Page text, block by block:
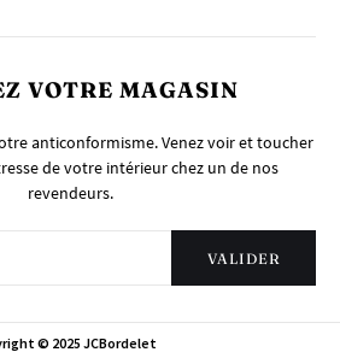
VOTRE MAGASIN
anticonformisme. Venez voir et toucher
de votre intérieur chez un de nos
revendeurs.
© 2025 JCBordelet